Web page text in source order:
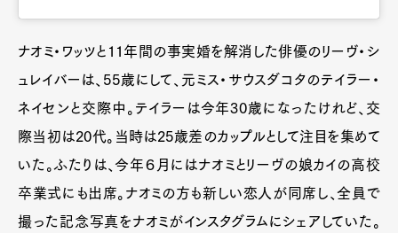
ナオミ・ワッツと11年間の事実婚を解消した俳優のリーヴ・シ
ュレイバーは、55歳にして、元ミス・サウスダコタのテイラー・
ネイセンと交際中。テイラーは今年30歳になったけれど、交
際当初は20代。当時は25歳差のカップルとして注目を集めて
いた。ふたりは、今年６月にはナオミとリーヴの娘カイの高校
卒業式にも出席。ナオミの方も新しい恋人が同席し、全員で
撮った記念写真をナオミがインスタグラムにシェアしていた。